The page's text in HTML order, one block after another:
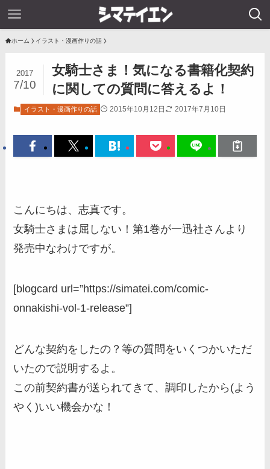
ホーム イラスト・漫画作りの話
女騎士さま！気になる書籍化契約
に関しての質問に答えるよ！
2017
7/10
イラスト・漫画作りの話 2015年10月12日 2017年7月10日
こんにちは、志真です。
女騎士さまは屈しない！第1巻が一迅社さんより
発売中なわけですが。
[blogcard url=”https://simatei.com/comic-
onnakishi-vol-1-release”]
どんな契約をしたの？等の質問をいくつかいただ
いたので説明するよ。
この前契約書が送られてきて、調印したから(よう
やく)いい機会かな！